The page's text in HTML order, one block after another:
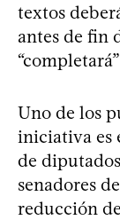
textos
antes de fin
Uno de los
iniciativa es
de
senadores
reducción